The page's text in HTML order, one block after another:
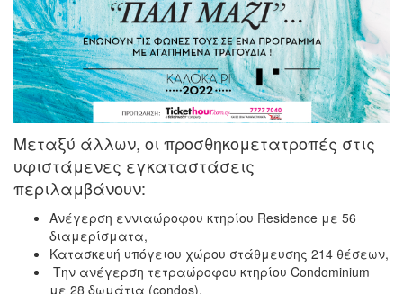
Μεταξύ άλλων, οι προσθηκομετατροπές στις
υφιστάμενες εγκαταστάσεις
περιλαμβάνουν:
Ανέγερση εννιαώροφου κτηρίου Residence με 56
διαμερίσματα,
Κατασκευή υπόγειου χώρου στάθμευσης 214 θέσεων,
Την ανέγερση τετραώροφου κτηρίου Condominium
με 28 δωμάτια (condos),